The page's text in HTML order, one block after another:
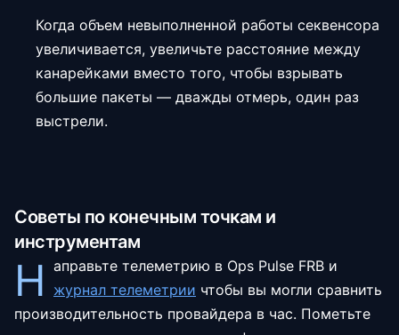
Когда объем невыполненной работы секвенсора
увеличивается, увеличьте расстояние между
канарейками вместо того, чтобы взрывать
большие пакеты — дважды отмерь, один раз
выстрели.
Советы по конечным точкам и
инструментам
Н аправьте телеметрию в Ops Pulse FRB и
журнал телеметрии чтобы вы могли сравнить
производительность провайдера в час. Пометьте